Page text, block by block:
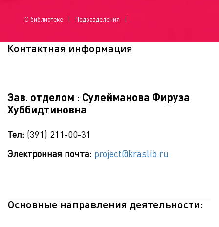
О библиотеке Подразделения
Контактная информация
Зав. отделом : Сулейманова Фируза
Хуббидтиновна
Тел: (391) 211-00-31
Электронная почта: project@kraslib.ru
Основные направления деятельности: